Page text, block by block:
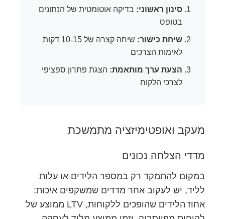
סינון ראשוני: בדיקה אוטומטית של הנתונים
בטופס
שיחת כישור:
שיחה קצרה של 10-15 דקות
לאימות הצרכים
הצעת ערך מותאמת: הצגת פתרון ספציפי
לצרכי הלקוח
מעקב ואופטימיזציה מתמשכת
מדדי הצלחה נכונים
במקום להתמקד רק במספר הלידים או עלות
לליד, יש לעקוב אחר מדדים שמשקפים איכות:
אחוז הלידים שהופכים ללקוחות, LTV ממוצע של